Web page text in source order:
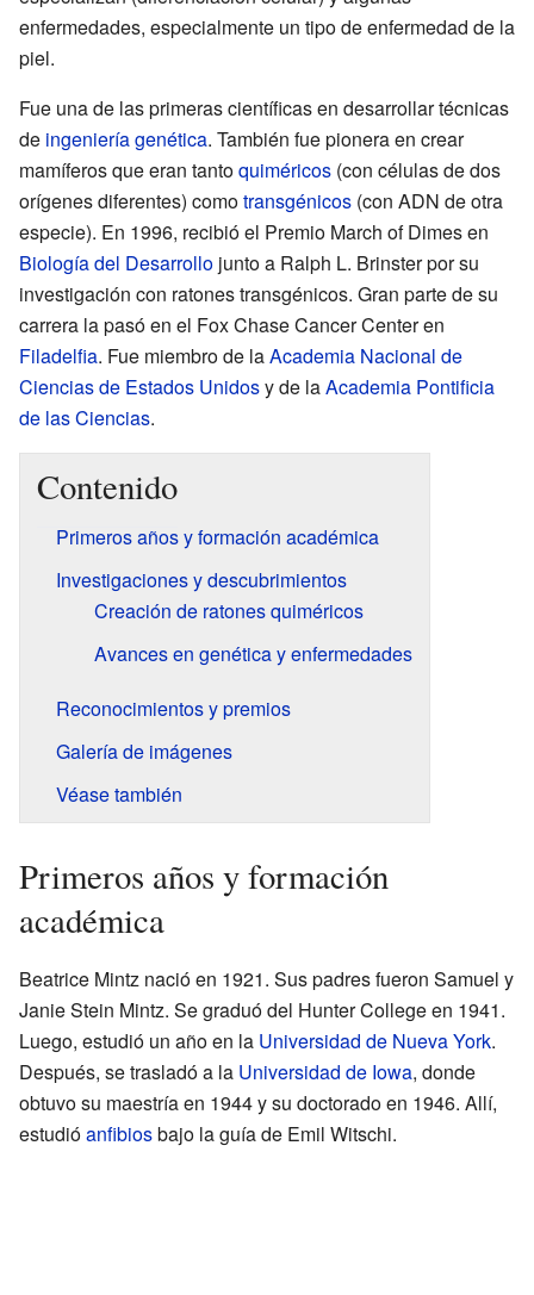
enfermedades, especialmente un tipo de enfermedad de la
piel.
Fue una de las primeras científicas en desarrollar técnicas
de ingeniería genética. También fue pionera en crear
mamíferos que eran tantoquiméricos (con células de dos
orígenes diferentes) comotransgénicos (con ADN de otra
especie). En 1996, recibió el Premio March of Dimes en
Biología del Desarrollo junto a Ralph L. Brinster por su
investigación con ratones transgénicos. Gran parte de su
carrera la pasó en el Fox Chase Cancer Center en
Filadelfia. Fue miembro de laAcademia Nacional de
Ciencias de Estados Unidosy de laAcademia Pontificia
de las Ciencias.
Contenido
Primeros años y formación académica
Investigaciones y descubrimientos
Creación de ratones quiméricos
Avances en genética y enfermedades
Reconocimientos y premios
Galería de imágenes
Véase también
Primeros años y formación
académica
Beatrice Mintz nació en 1921. Sus padres fueron Samuel y
Janie Stein Mintz. Se graduó del Hunter College en 1941.
Luego, estudió un año en la Universidad de Nueva York.
Después, se trasladó a la Universidad de Iowa, donde
obtuvo su maestría en 1944 y su doctorado en 1946. Allí,
estudióanfibiosbajo la guía de Emil Witschi.